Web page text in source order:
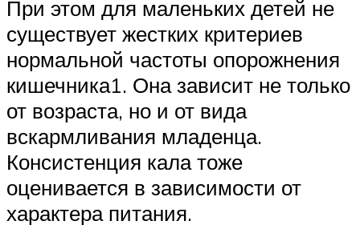
При этом для маленьких детей не
существует жестких критериев
нормальной частоты опорожнения
кишечника1. Она зависит не только
от возраста, но и от вида
вскармливания младенца.
Консистенция кала тоже
оценивается в зависимости от
характера питания.